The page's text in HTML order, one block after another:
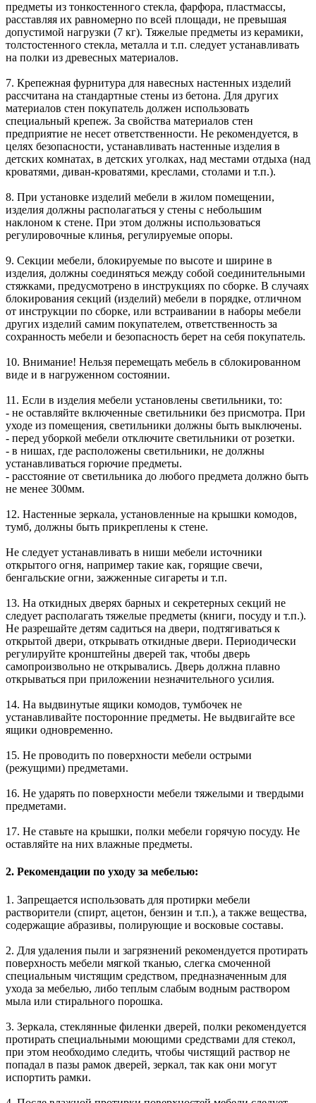
предметы из тонкостенного стекла, фарфора, пластмассы,
расставляя их равномерно по всей площади, не превышая
допустимой нагрузки (7 кг). Тяжелые предметы из керамики,
толстостенного стекла, металла и т.п. следует устанавливать
на полки из древесных материалов.
7. Крепежная фурнитура для навесных настенных изделий
рассчитана на стандартные стены из бетона. Для других
материалов стен покупатель должен использовать
специальный крепеж. За свойства материалов стен
предприятие не несет ответственности. Не рекомендуется, в
целях безопасности, устанавливать настенные изделия в
детских комнатах, в детских уголках, над местами отдыха (над
кроватями, диван-кроватями, креслами, столами и т.п.).
8. При установке изделий мебели в жилом помещении,
изделия должны располагаться у стены с небольшим
наклоном к стене. При этом должны использоваться
регулировочные клинья, регулируемые опоры.
9. Секции мебели, блокируемые по высоте и ширине в
изделия, должны соединяться между собой соединительными
стяжками, предусмотрено в инструкциях по сборке. В случаях
блокирования секций (изделий) мебели в порядке, отличном
от инструкции по сборке, или встраивании в наборы мебели
других изделий самим покупателем, ответственность за
сохранность мебели и безопасность берет на себя покупатель.
10. Внимание! Нельзя перемещать мебель в сблокированном
виде и в нагруженном состоянии.
11. Если в изделия мебели установлены светильники, то:
- не оставляйте включенные светильники без присмотра. При
уходе из помещения, светильники должны быть выключены.
- перед уборкой мебели отключите светильники от розетки.
- в нишах, где расположены светильники, не должны
устанавливаться горючие предметы.
- расстояние от светильника до любого предмета должно быть
не менее 300мм.
12. Настенные зеркала, установленные на крышки комодов,
тумб, должны быть прикреплены к стене.
Не следует устанавливать в ниши мебели источники
открытого огня, например такие как, горящие свечи,
бенгальские огни, зажженные сигареты и т.п.
13. На откидных дверях барных и секретерных секций не
следует располагать тяжелые предметы (книги, посуду и т.п.).
Не разрешайте детям садиться на двери, подтягиваться к
открытой двери, открывать откидные двери. Периодически
регулируйте кронштейны дверей так, чтобы дверь
самопроизвольно не открывались. Дверь должна плавно
открываться при приложении незначительного усилия.
14. На выдвинутые ящики комодов, тумбочек не
устанавливайте посторонние предметы. Не выдвигайте все
ящики одновременно.
15. Не проводить по поверхности мебели острыми
(режущими) предметами.
16. Не ударять по поверхности мебели тяжелыми и твердыми
предметами.
17. Не ставьте на крышки, полки мебели горячую посуду. Не
оставляйте на них влажные предметы.
2. Рекомендации по уходу за мебелью:
1. Запрещается использовать для протирки мебели
растворители (спирт, ацетон, бензин и т.п.), а также вещества,
содержащие абразивы, полирующие и восковые составы.
2. Для удаления пыли и загрязнений рекомендуется протирать
поверхность мебели мягкой тканью, слегка смоченной
специальным чистящим средством, предназначенным для
ухода за мебелью, либо теплым слабым водным раствором
мыла или стирального порошка.
3. Зеркала, стеклянные филенки дверей, полки рекомендуется
протирать специальными моющими средствами для стекол,
при этом необходимо следить, чтобы чистящий раствор не
попадал в пазы рамок дверей, зеркал, так как они могут
испортить рамки.